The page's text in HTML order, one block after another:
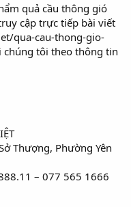
quả cầu thông gió
cập trực tiếp bài viết
qua-cau-thong-gio-
chúng tôi theo thông tin
Thượng, Phường Yên
– 077 565 1666